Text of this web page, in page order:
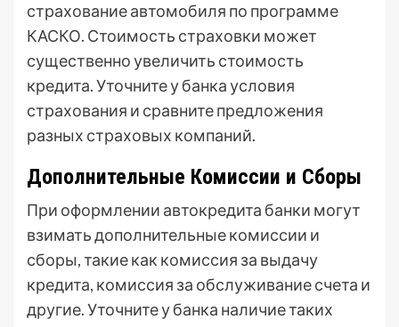
страхование автомобиля по программе
КАСКО. Стоимость страховки может
существенно увеличить стоимость
кредита. Уточните у банка условия
страхования и сравните предложения
разных страховых компаний.
Дополнительные Комиссии и Сборы
При оформлении автокредита банки могут
взимать дополнительные комиссии и
сборы, такие как комиссия за выдачу
кредита, комиссия за обслуживание счета и
другие. Уточните у банка наличие таких